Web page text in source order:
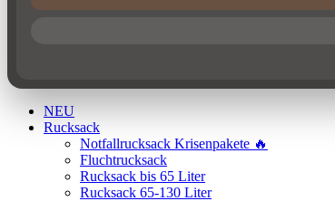
NEU
Rucksack
Notfallrucksack Krisenpakete 🔥
Fluchtrucksack
Rucksack bis 65 Liter
Rucksack 65-130 Liter